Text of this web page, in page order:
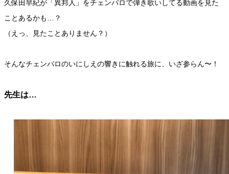
久保田早紀が「異邦人」をチェンバロで弾き歌いしてる動画を見た
ことあるかも…？
（えっ、見たことありません？）
そんなチェンバロのいにしえの響きに触れる旅に、いざ参らん〜！
先生は…